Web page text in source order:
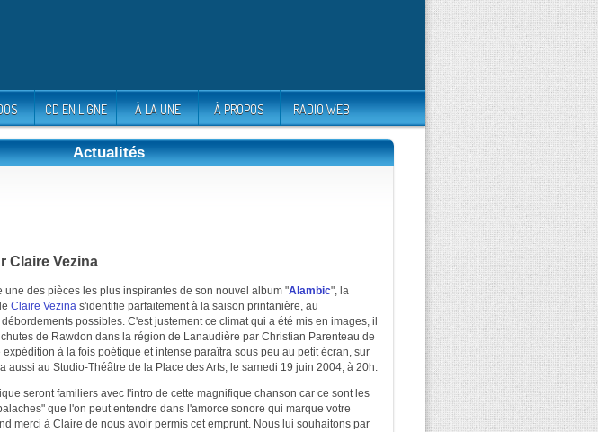
CD EN LIGNE À LA UNE À PROPOS RADIO WEB
Actualités
Claire Vezina
une des pièces les plus inspirantes de son nouvel album "Alambic", la
Claire Vezina s'identifie parfaitement à la saison printanière, au
possibles. C'est justement ce climat qui a été mis en images, il
de Rawdon dans la région de Lanaudière par Christian Parenteau de
à la fois poétique et intense paraîtra sous peu au petit écran, sur
aussi au Studio-Théâtre de la Place des Arts, le samedi 19 juin 2004, à 20h.
seront familiers avec l'intro de cette magnifique chanson car ce sont les
que l'on peut entendre dans l'amorce sonore qui marque votre
merci à Claire de nous avoir permis cet emprunt. Nous lui souhaitons par